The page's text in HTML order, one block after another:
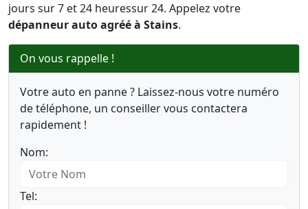
jours sur 7 et 24 heuressur 24. Appelez votre
dépanneur auto agréé à Stains.
On vous rappelle !
Votre auto en panne ? Laissez-nous votre numéro
de téléphone, un conseiller vous contactera
rapidement !
Nom:
Tel: